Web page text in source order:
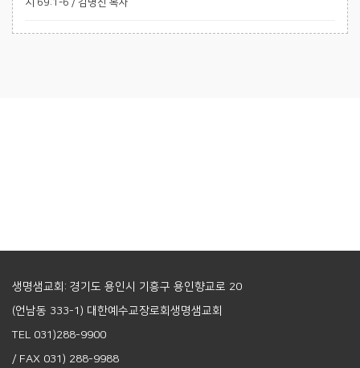
시 69:1-6 / 김병진 목사
생명샘교회: 경기도 용인시 기흥구 용인향교로 20
(언남동 333-1) 대한예수교장로회생명샘교회
TEL 031)288-9900
/ FAX 031) 288-9988